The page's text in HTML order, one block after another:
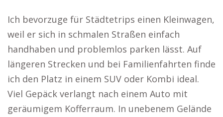
Ich bevorzuge für Städtetrips einen Kleinwagen,
weil er sich in schmalen Straßen einfach
handhaben und problemlos parken lässt. Auf
längeren Strecken und bei Familienfahrten finde
ich den Platz in einem SUV oder Kombi ideal.
Viel Gepäck verlangt nach einem Auto mit
geräumigem Kofferraum. In unebenem Gelände